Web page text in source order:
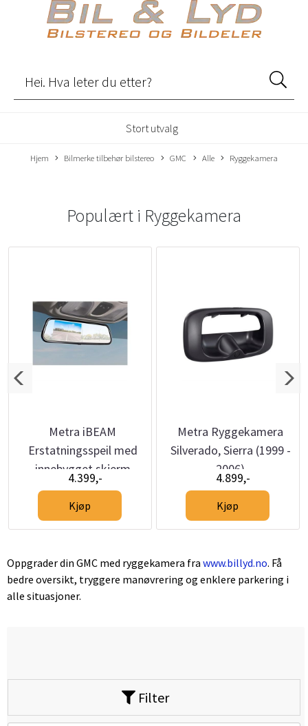
Stort utvalg
Hjem Bilmerke tilbehør bilstereo GMC Alle Ryggekamera
Populært i Ryggekamera
Metra iBEAM
Erstatningsspeil med
innebygget skjerm
4.399,-
Kjøp
Metra Ryggekamera
Silverado, Sierra (1999 -
2006)
4.899,-
Kjøp
Oppgrader din GMC med ryggekamera fra www.billyd.no. Få
bedre oversikt, tryggere manøvrering og enklere parkering i
alle situasjoner.
Filter